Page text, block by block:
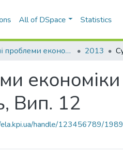
All of DSpace Statistics
Сучасні проблеми економіки і підприємництво 2013
Вип. 12
handle/123456789/